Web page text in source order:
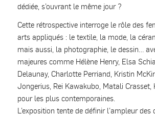
dédiée, s’ouvrant le même jour ?
Cette rétrospective interroge le rôle des
arts appliqués : le textile, la mode, la
mais aussi, la photographie, le dessin…
majeures comme Hélène Henry, Elsa
Delaunay, Charlotte Perriand, Kristin
Jongerius, Rei Kawakubo, Matali Crasset,
pour les plus contemporaines.
L’exposition tente de définir l’ampleur des